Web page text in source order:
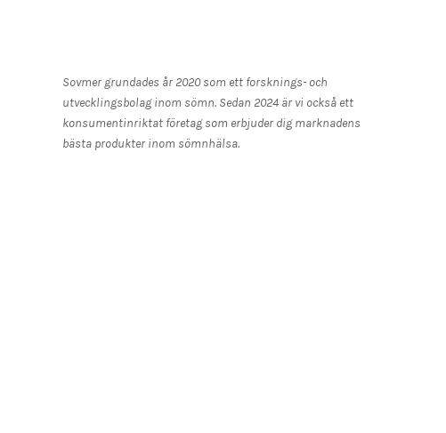
Sovmer grundades år 2020 som ett forsknings- och
utvecklingsbolag inom sömn. Sedan 2024 är vi också ett
konsumentinriktat företag som erbjuder dig marknadens
bästa produkter inom sömnhälsa.